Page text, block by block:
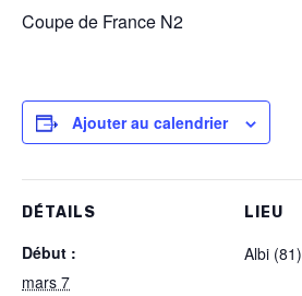
Coupe de France N2
Ajouter au calendrier
DÉTAILS
Début :
mars 7
LIEU
Albi (81)